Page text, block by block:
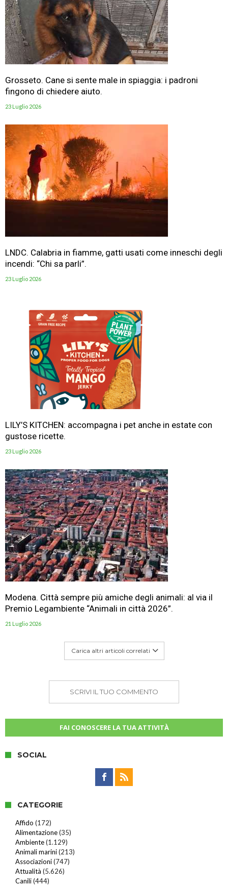
Grosseto. Cane si sente male in spiaggia: i padroni
fingono di chiedere aiuto.
23 Luglio 2026
LNDC. Calabria in fiamme, gatti usati come inneschi degli
incendi: “Chi sa parli”.
23 Luglio 2026
LILY’S KITCHEN: accompagna i pet anche in estate con
gustose ricette.
23 Luglio 2026
Modena. Città sempre più amiche degli animali: al via il
Premio Legambiente “Animali in città 2026”.
21 Luglio 2026
Carica altri articoli correlati
SCRIVI IL TUO COMMENTO
FAI CONOSCERE LA TUA ATTIVITÀ
SOCIAL
CATEGORIE
Affido (172)
Alimentazione(35)
Ambiente(1.129)
Animali marini(213)
Associazioni(747)
Attualità (5.626)
Canili(444)